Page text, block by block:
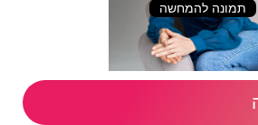
תמונה להמחשה